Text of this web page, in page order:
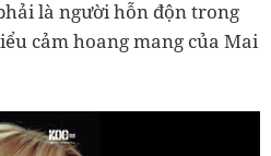
là người hỗn độn trong
cảm hoang mang của Mai